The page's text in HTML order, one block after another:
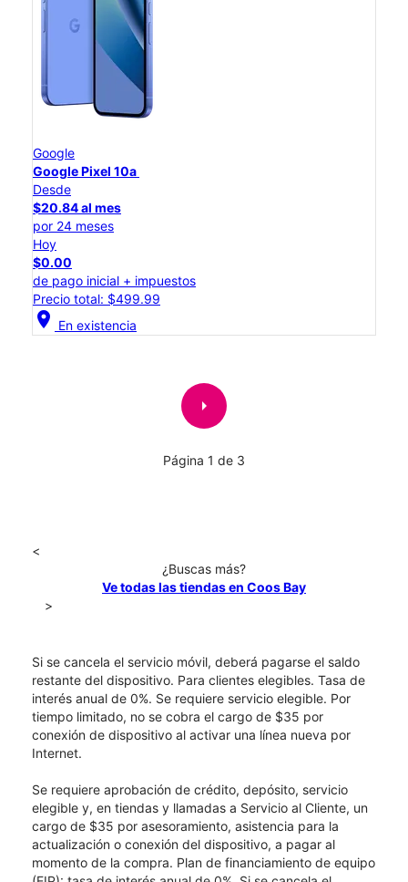
Google
Google Pixel 10a
Desde
$20.84 al mes
por 24 meses
Hoy
$0.00
de pago inicial + impuestos
Precio total: $499.99
location_on En existencia
arrow_right
Página 1 de 3
<
¿Buscas más?
Ve todas las tiendas en Coos Bay
>
Si se cancela el servicio móvil, deberá pagarse el saldo
restante del dispositivo. Para clientes elegibles. Tasa de
interés anual de 0%. Se requiere servicio elegible. Por
tiempo limitado, no se cobra el cargo de $35 por
conexión de dispositivo al activar una línea nueva por
Internet.
Se requiere aprobación de crédito, depósito, servicio
elegible y, en tiendas y llamadas a Servicio al Cliente, un
cargo de $35 por asesoramiento, asistencia para la
actualización o conexión del dispositivo, a pagar al
momento de la compra. Plan de financiamiento de equipo